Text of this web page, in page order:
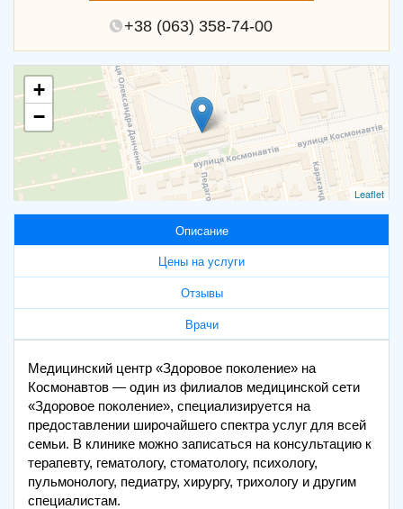
+38 (063) 358-74-00
+
−
Leaflet
Описание
Цены на услуги
Отзывы
Врачи
Медицинский центр «Здоровое поколение» на
Космонавтов — один из филиалов медицинской сети
«Здоровое поколение», специализируется на
предоставлении широчайшего спектра услуг для всей
семьи. В клинике можно записаться на консультацию к
терапевту, гематологу, стоматологу, психологу,
пульмонологу, педиатру, хирургу, трихологу и другим
специалистам.